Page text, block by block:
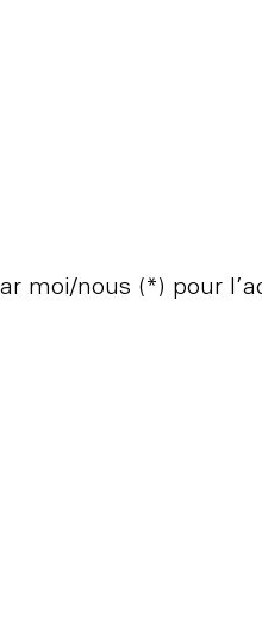
moi/nous (*) pour